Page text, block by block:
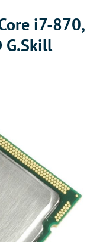
i7-870,
G.Skill